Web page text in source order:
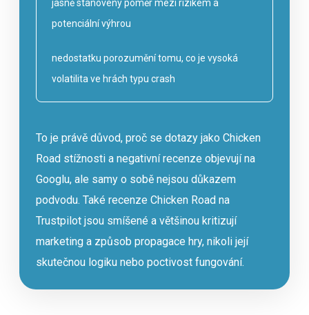
jasně stanovený poměr mezi rizikem a
potenciální výhrou
nedostatku porozumění tomu, co je vysoká
volatilita ve hrách typu crash
To je právě důvod, proč se dotazy jako Chicken
Road stížnosti a negativní recenze objevují na
Googlu, ale samy o sobě nejsou důkazem
podvodu. Také recenze Chicken Road na
Trustpilot jsou smíšené a většinou kritizují
marketing a způsob propagace hry, nikoli její
skutečnou logiku nebo poctivost fungování.